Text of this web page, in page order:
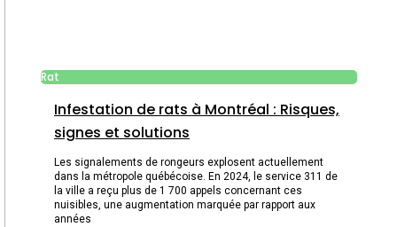
Rat
Infestation de rats à Montréal : Risques,
signes et solutions
Les signalements de rongeurs explosent actuellement
dans la métropole québécoise. En 2024, le service 311 de
la ville a reçu plus de 1 700 appels concernant ces
nuisibles, une augmentation marquée par rapport aux
années